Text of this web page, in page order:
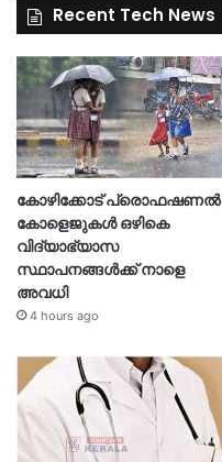
Recent Tech News
കോഴിക്കോട് പ്രൊഫഷണൽ
കോളെജുകൾ ഒഴികെ
വിദ്യാഭ്യാസ
സ്ഥാപനങ്ങൾക്ക് നാളെ
അവധി
4 hours ago